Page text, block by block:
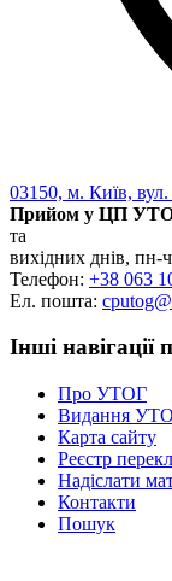
03150, м. Київ,
Прийом у ЦП
та
вихідних днів, пн-
Телефон: +38 063
Ел. пошта:
Інші навігації
Про УТОГ
Видання
Карта сайту
Реєстр
Надіслати
Контакти
Пошук